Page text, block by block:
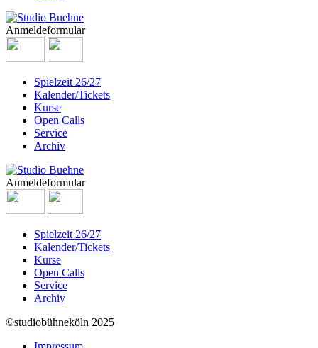
Anmeldeformular
Spielzeit 26/27
Kalender/Tickets
Kurse
Open Calls
Service
Archiv
Anmeldeformular
Spielzeit 26/27
Kalender/Tickets
Kurse
Open Calls
Service
Archiv
©studiobühneköln 2025